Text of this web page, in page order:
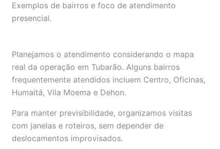
Exemplos de bairros e foco de atendimento
presencial.
Planejamos o atendimento considerando o mapa
real da operação em Tubarão. Alguns bairros
frequentemente atendidos incluem Centro, Oficinas,
Humaitá, Vila Moema e Dehon.
Para manter previsibilidade, organizamos visitas
com janelas e roteiros, sem depender de
deslocamentos improvisados.